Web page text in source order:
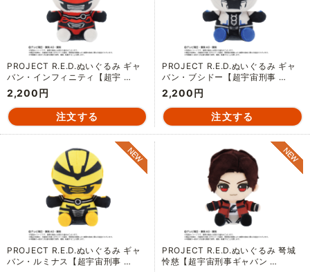
PROJECT R.E.D.ぬいぐるみ ギャ
バン・インフィニティ【超宇 …
2,200円
PROJECT R.E.D.ぬいぐるみ ギャ
バン・ブシドー【超宇宙刑事 …
2,200円
PROJECT R.E.D.ぬいぐるみ ギャ
バン・ルミナス【超宇宙刑事 …
PROJECT R.E.D.ぬいぐるみ 弩城
怜慈【超宇宙刑事ギャバン …